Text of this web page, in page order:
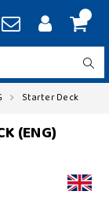
Starter Deck
(ENG)